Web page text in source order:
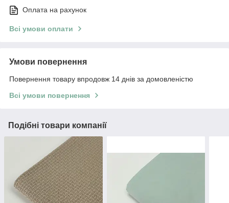
Оплата на рахунок
Всі умови оплати
Умови повернення
Повернення товару впродовж 14 днів за домовленістю
Всі умови повернення
Подібні товари компанії